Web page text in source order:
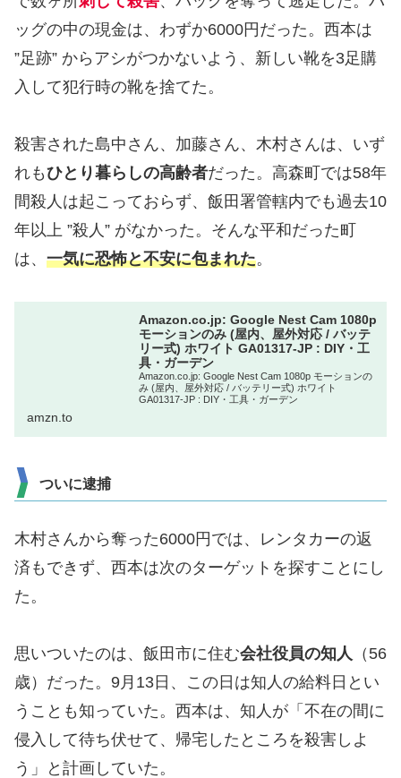
ッグの中の現金は、わずか6000円だった。西本は
”足跡” からアシがつかないよう、新しい靴を3足購
入して犯行時の靴を捨てた。
殺害された島中さん、加藤さん、木村さんは、いず
れもひとり暮らしの高齢者だった。高森町では58年
間殺人は起こっておらず、飯田署管轄内でも過去10
年以上 ”殺人” がなかった。そんな平和だった町
は、 一気に恐怖と不安に包まれた。
Amazon.co.jp: Google Nest Cam 1080p
モーションのみ (屋内、屋外対応 / バッテ
リー式) ホワイト GA01317-JP : DIY・工
具・ガーデン
Amazon.co.jp: Google Nest Cam 1080p モーションの
み (屋内、屋外対応 / バッテリー式) ホワイト
GA01317-JP : DIY・工具・ガーデン
amzn.to
ついに逮捕
木村さんから奪った6000円では、レンタカーの返
済もできず、西本は次のターゲットを探すことにし
た。
思いついたのは、飯田市に住む会社役員の知人 （56
歳）だった。9月13日、この日は知人の給料日とい
うことも知っていた。西本は、知人が「不在の間に
侵入して待ち伏せて、帰宅したところを殺害しよ
う」と計画していた。